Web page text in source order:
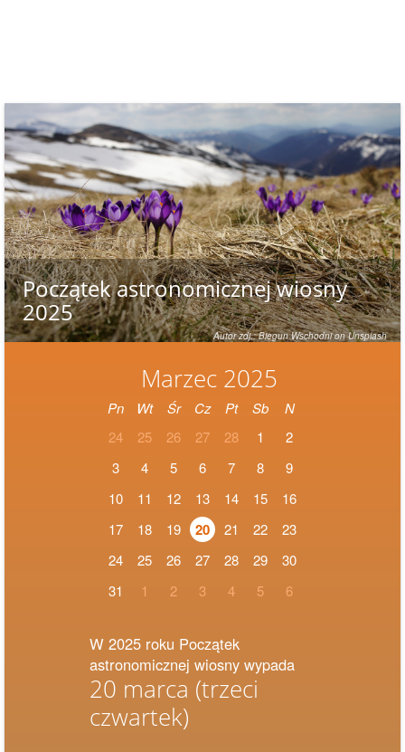
Marzec 2025
Pn Wt Śr Cz Pt Sb
N
24
25 26 27 28 1
2
3
4 5 6 7 8
9
10
11 12 13 14 15
16
17
18 19 20 21 22
23
24
25 26 27 28 29
30
31
1 2 3 4 5 6
W 2025 roku Początek
astronomicznej wiosny wypada
20 marca (trzeci
czwartek)
Początek astronomicznej wiosny
2025
Autor zdj.: Biegun Wschodni on Unsplash